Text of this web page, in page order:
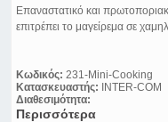
Επαναστατικό και
επιτρέπει το μαγείρεμα σε
Κωδικός: 231-Mini-Cooking
Κατασκευαστής: INTER-COM
Διαθεσιμότητα:
Περισσότερα